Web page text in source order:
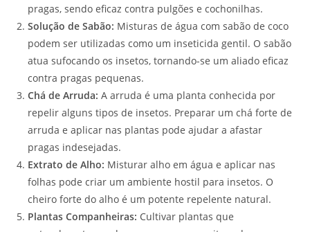
pragas, sendo eficaz contra pulgões e cochonilhas.
Solução de Sabão: Misturas de água com sabão de coco
podem ser utilizadas como um inseticida gentil. O sabão
atua sufocando os insetos, tornando-se um aliado eficaz
contra pragas pequenas.
Chá de Arruda: A arruda é uma planta conhecida por
repelir alguns tipos de insetos. Preparar um chá forte de
arruda e aplicar nas plantas pode ajudar a afastar
pragas indesejadas.
Extrato de Alho: Misturar alho em água e aplicar nas
folhas pode criar um ambiente hostil para insetos. O
cheiro forte do alho é um potente repelente natural.
Plantas Companheiras: Cultivar plantas que